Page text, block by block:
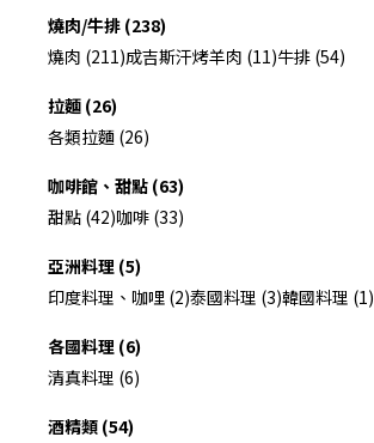
燒肉/牛排 (238)
燒肉 (211)成吉斯汗烤羊肉 (11)牛排 (54)
拉麵 (26)
各類拉麵 (26)
咖啡館、甜點 (63)
甜點 (42)咖啡 (33)
亞洲料理 (5)
印度料理、咖哩 (2)泰國料理 (3)韓國料理 (1)
各國料理 (6)
清真料理 (6)
酒精類 (54)